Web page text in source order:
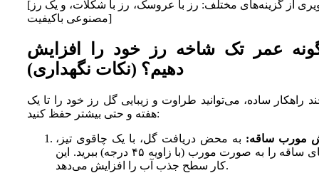
[تصویری از گزینه‌های مختلف: رز با عروسک، رز با شکلات، و یک رز
مصنوعی باکیفیت]
عمر تک شاخه رز خود را افزایش
دهیم؟ (نکات نگهداری)
راهکار ساده، می‌توانید طراوت و زیبایی گل رز خود را تا یک
هفته و حتی بیشتر حفظ کنید:
مورب ساقه: به محض دریافت گل، با یک چاقوی تیز،
انتهای ساقه را به صورت مورب (با زاویه ۴۵ درجه) ببرید. این
کار سطح جذب آب را افزایش می‌دهد.